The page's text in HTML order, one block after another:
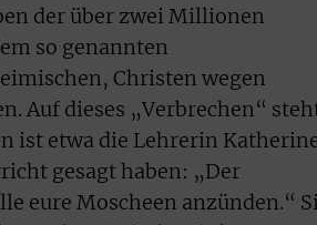
der über zwei Millionen
so genannten
Christen wegen
Auf dieses „Verbrechen“
ist etwa die Lehrerin
gesagt haben: „Der
eure Moscheen anzünden.“